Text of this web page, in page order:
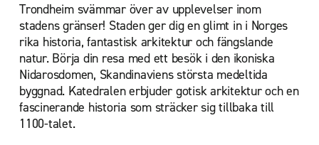
Trondheim svämmar över av upplevelser inom
stadens gränser! Staden ger dig en glimt in i Norges
rika historia, fantastisk arkitektur och fängslande
natur. Börja din resa med ett besök i den ikoniska
Nidarosdomen, Skandinaviens största medeltida
byggnad. Katedralen erbjuder gotisk arkitektur och en
fascinerande historia som sträcker sig tillbaka till
1100-talet.